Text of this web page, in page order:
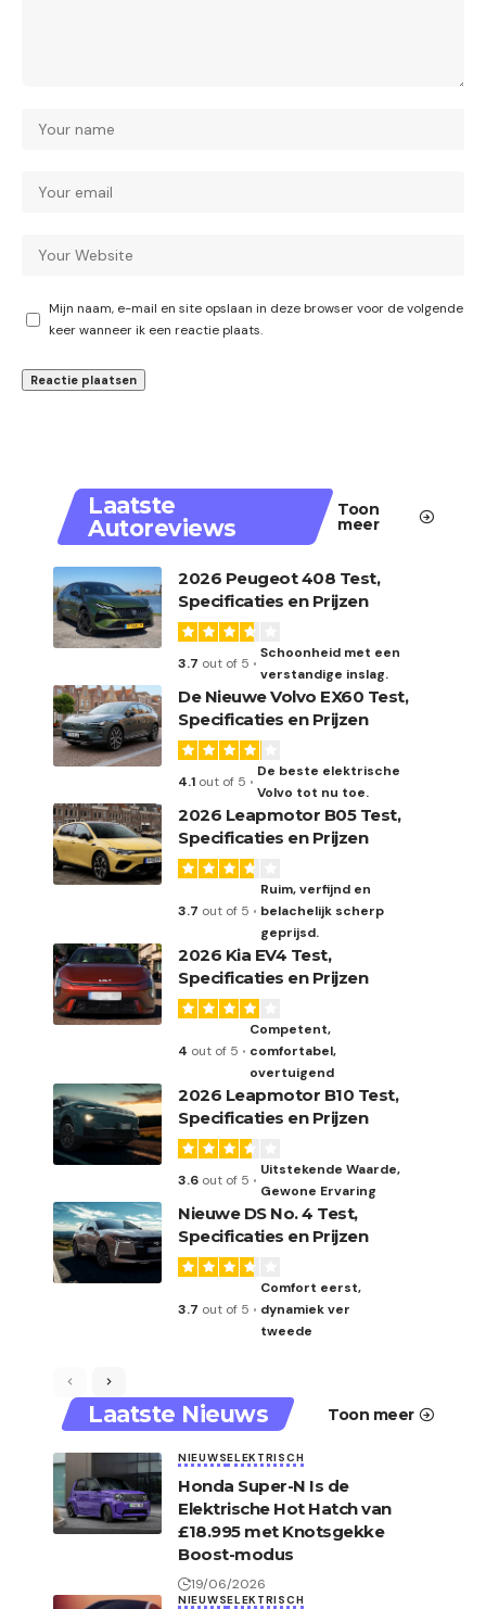
Mijn naam, e-mail en site opslaan in deze browser voor de volgende
keer wanneer ik een reactie plaats.
Laatste
Autoreviews
Toon
meer
2026 Peugeot 408 Test,
Specificaties en Prijzen
3.7 out of 5
Schoonheid met een
verstandige inslag.
De Nieuwe Volvo EX60 Test,
Specificaties en Prijzen
4.1 out of 5
De beste elektrische
Volvo tot nu toe.
2026 Leapmotor B05 Test,
Specificaties en Prijzen
3.7 out of 5
Ruim, verfijnd en
belachelijk scherp
geprijsd.
2026 Kia EV4 Test,
Specificaties en Prijzen
4 out of 5
Competent,
comfortabel,
overtuigend
2026 Leapmotor B10 Test,
Specificaties en Prijzen
3.6 out of 5
Uitstekende Waarde,
Gewone Ervaring
Nieuwe DS No. 4 Test,
Specificaties en Prijzen
3.7 out of 5
Comfort eerst,
dynamiek ver
tweede
Laatste Nieuws Toon meer
NIEUWSELEKTRISCH
Honda Super-N Is de
Elektrische Hot Hatch van
£18.995 met Knotsgekke
Boost-modus
19/06/2026
NIEUWSELEKTRISCH